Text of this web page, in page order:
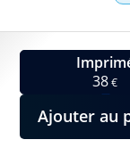
38€
Ajouter au